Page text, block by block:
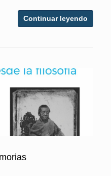
Continuar leyendo